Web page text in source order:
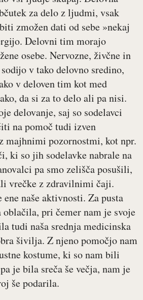
za delo z ljudmi, vsak
zmožen dati od sebe »nekaj
Delovni tim morajo
osebe. Nervozne, živčne in
v tako delovno sredino,
v deloven tim kot med
da si za to delo ali pa nisi.
delovanje, saj so sodelavci
na pomoč tudi izven
majhnimi pozornostmi, kot npr.
ki so jih sodelavke nabrale na
pa smo zelišča posušili,
vrečke z zdravilnimi čaji.
ene naše aktivnosti. Za pusta
pri čemer nam je svoje
tudi naša srednja medicinska
šivilja. Z njeno pomočjo nam
kostume, ki so nam bili
je bila sreča še večja, nam je
še podarila.